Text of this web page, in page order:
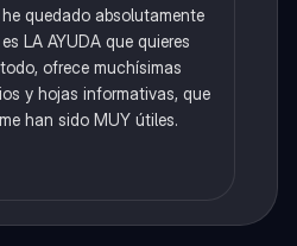
quedado absolutamente
LA AYUDA que quieres
ofrece muchísimas
y hojas informativas, que
han sido MUY útiles.